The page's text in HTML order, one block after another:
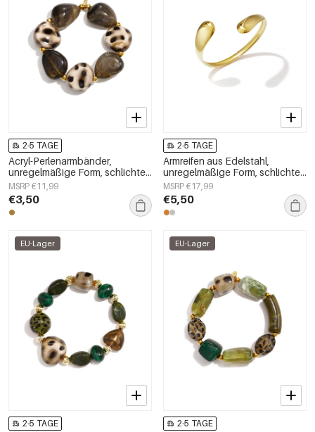
2-5 TAGE
Acryl-Perlenarmbänder,
unregelmäßige Form, schlichte
Alltagsserie, Damenschmuck
MSRP €11,99
€3,50
2-5 TAGE
Armreifen aus Edelstahl,
unregelmäßige Form, schlichte
Alltagsserie, Damenschmuck
MSRP €17,99
€5,50
EU-Lager
2-5 TAGE
EU-Lager
2-5 TAGE